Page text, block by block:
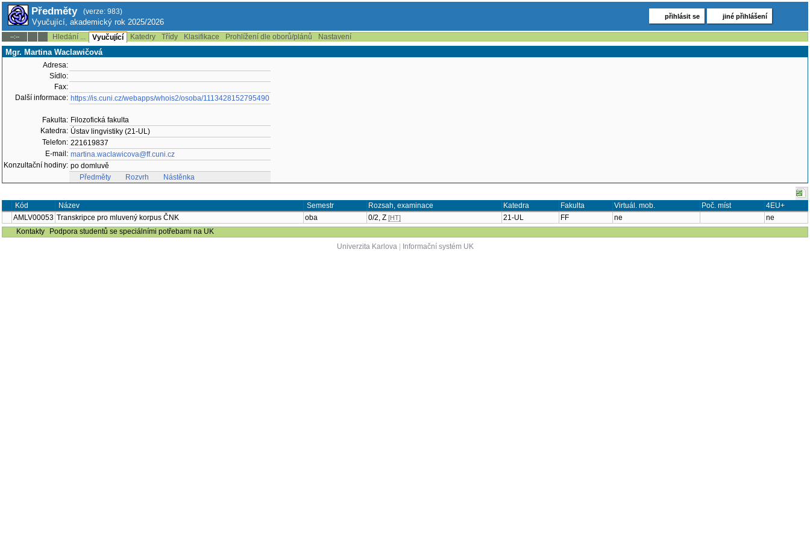
Předměty (verze: 983)
Vyučující, akademický rok 2025/2026
přihlásit se jiné přihlášení
--:-- Hledání ... Vyučující Katedry Třídy Klasifikace Prohlížení dle oborů/plánů Nastavení
Mgr. Martina Waclawičová
Adresa:
Sídlo:
Fax:
Další informace: https://is.cuni.cz/webapps/whois2/osoba/1113428152795490
Fakulta: Filozofická fakulta
Katedra: Ústav lingvistiky (21-UL)
Telefon: 221619837
E-mail: martina.waclawicova@ff.cuni.cz
Konzultační hodiny: po domluvě
Předměty
Rozvrh Nástěnka
Kód Název Semestr Rozsah, examinace Katedra Fakulta Virtuál. mob. Poč. míst
4EU+
AMLV00053 Transkripce pro mluvený korpus ČNK oba 0/2, Z [HT] 21-UL FF ne
ne
Kontakty
Podpora studentů se speciálními potřebami na UK
Univerzita Karlova| Informační systém UK